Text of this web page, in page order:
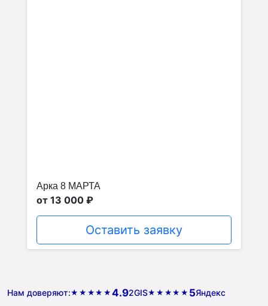
Арка 8 МАРТА
от 13 000 ₽
Оставить заявку
Нам доверяют:★★★★★ 4.92GIS★★★★★ 5Яндекс